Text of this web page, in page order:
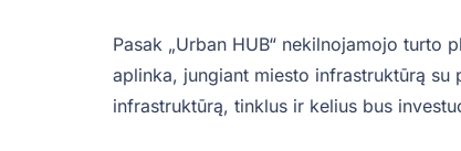
Pasak „Urban HUB“ nekilnojamojo turto
aplinka, jungiant miesto infrastruktūrą
infrastruktūrą, tinklus ir kelius bus